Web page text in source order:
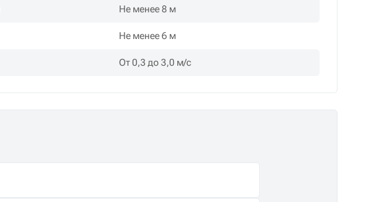
Не менее 8 м
Не менее 6 м
От 0,3 до 3,0 м/с